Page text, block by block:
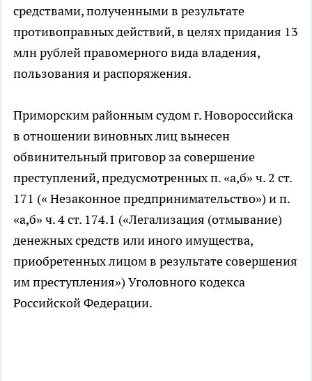
средствами, полученными в результате
противоправных действий, в целях придания 13
млн рублей правомерного вида владения,
пользования и распоряжения.
Приморским районным судом г. Новороссийска
в отношении виновных лиц вынесен
обвинительный приговор за совершение
преступлений, предусмотренных п. «а,б» ч. 2 ст.
171 (« Незаконное предпринимательство») и п.
«а,б» ч. 4 ст. 174.1 («Легализация (отмывание)
денежных средств или иного имущества,
приобретенных лицом в результате совершения
им преступления») Уголовного кодекса
Российской Федерации.